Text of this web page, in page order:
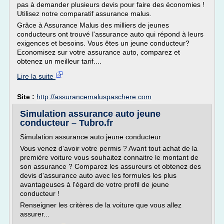
pas à demander plusieurs devis pour faire des économies !
Utilisez notre comparatif assurance malus.
Grâce à Assurance Malus des milliers de jeunes
conducteurs ont trouvé l'assurance auto qui répond à leurs
exigences et besoins. Vous êtes un jeune conducteur?
Economisez sur votre assurance auto, comparez et
obtenez un meilleur tarif....
Lire la suite
Site : http://assurancemaluspaschere.com
Simulation assurance auto jeune
conducteur – Tubro.fr
Simulation assurance auto jeune conducteur
Vous venez d'avoir votre permis ? Avant tout achat de la
première voiture vous souhaitez connaitre le montant de
son assurance ? Comparez les assureurs et obtenez des
devis d'assurance auto avec les formules les plus
avantageuses à l'égard de votre profil de jeune
conducteur !
Renseigner les critères de la voiture que vous allez
assurer...